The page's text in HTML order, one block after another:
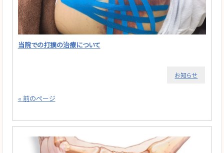
当院での打撲の治療について
お知らせ
« 前のページ